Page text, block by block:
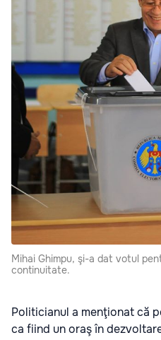
Mihai Ghimpu, şi-a dat votul
continuitate.
Politicianul a menţionat că
ca fiind un oraş în